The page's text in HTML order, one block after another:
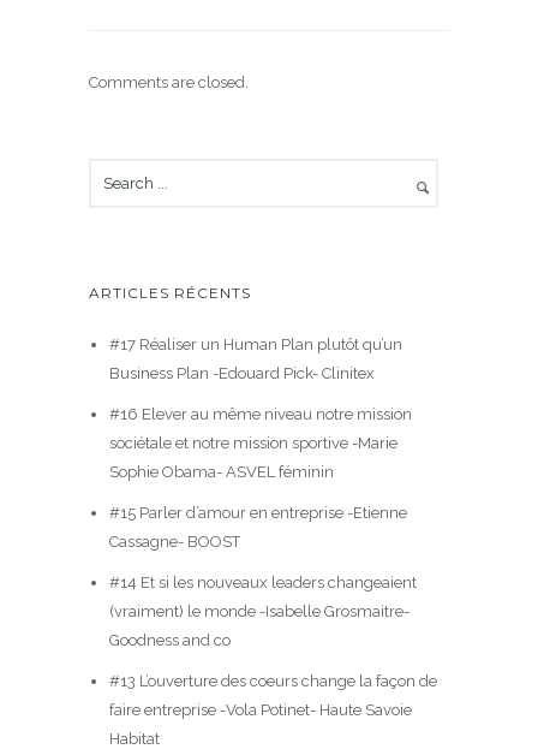
Comments are closed.
ARTICLES RÉCENTS
#17 Réaliser un Human Plan plutôt qu’un
Business Plan -Edouard Pick- Clinitex
#16 Elever au même niveau notre mission
sociétale et notre mission sportive -Marie
Sophie Obama- ASVEL féminin
#15 Parler d’amour en entreprise -Etienne
Cassagne- BOOST
#14 Et si les nouveaux leaders changeaient
(vraiment) le monde -Isabelle Grosmaitre-
Goodness and co
#13 L’ouverture des coeurs change la façon de
faire entreprise -Vola Potinet- Haute Savoie
Habitat